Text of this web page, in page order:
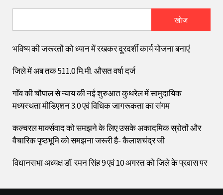
खोज
भविष्य की जरूरतों को ध्यान में रखकर दूरदर्शी कार्य योजना बनाएं
जिले में अब तक 511.0 मि.मी. औसत वर्षा दर्ज
गाँव की चौपाल से न्याय की नई शुरुआत कुथरेल में सामुदायिक
मध्यस्थता मीडिएशन 3.0 एवं विधिक जागरूकता का संगम
कल्चरल मार्क्सवाद को समझने के लिए उसके अकादमिक स्रोतों और
वैचारिक पृष्ठभूमि को समझना जरूरी है- कैलाशचंद्र जी
विधानसभा अध्यक्ष डॉ. रमन सिंह 9 एवं 10 अगस्त को जिले के प्रवास पर